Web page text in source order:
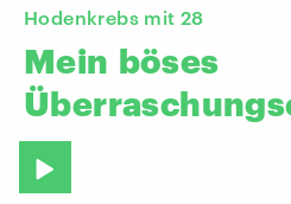
Hodenkrebs mit 28
Mein böses